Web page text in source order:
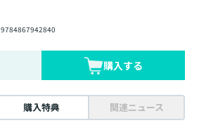
9784867942840
購入する
購入特典 関連ニュース